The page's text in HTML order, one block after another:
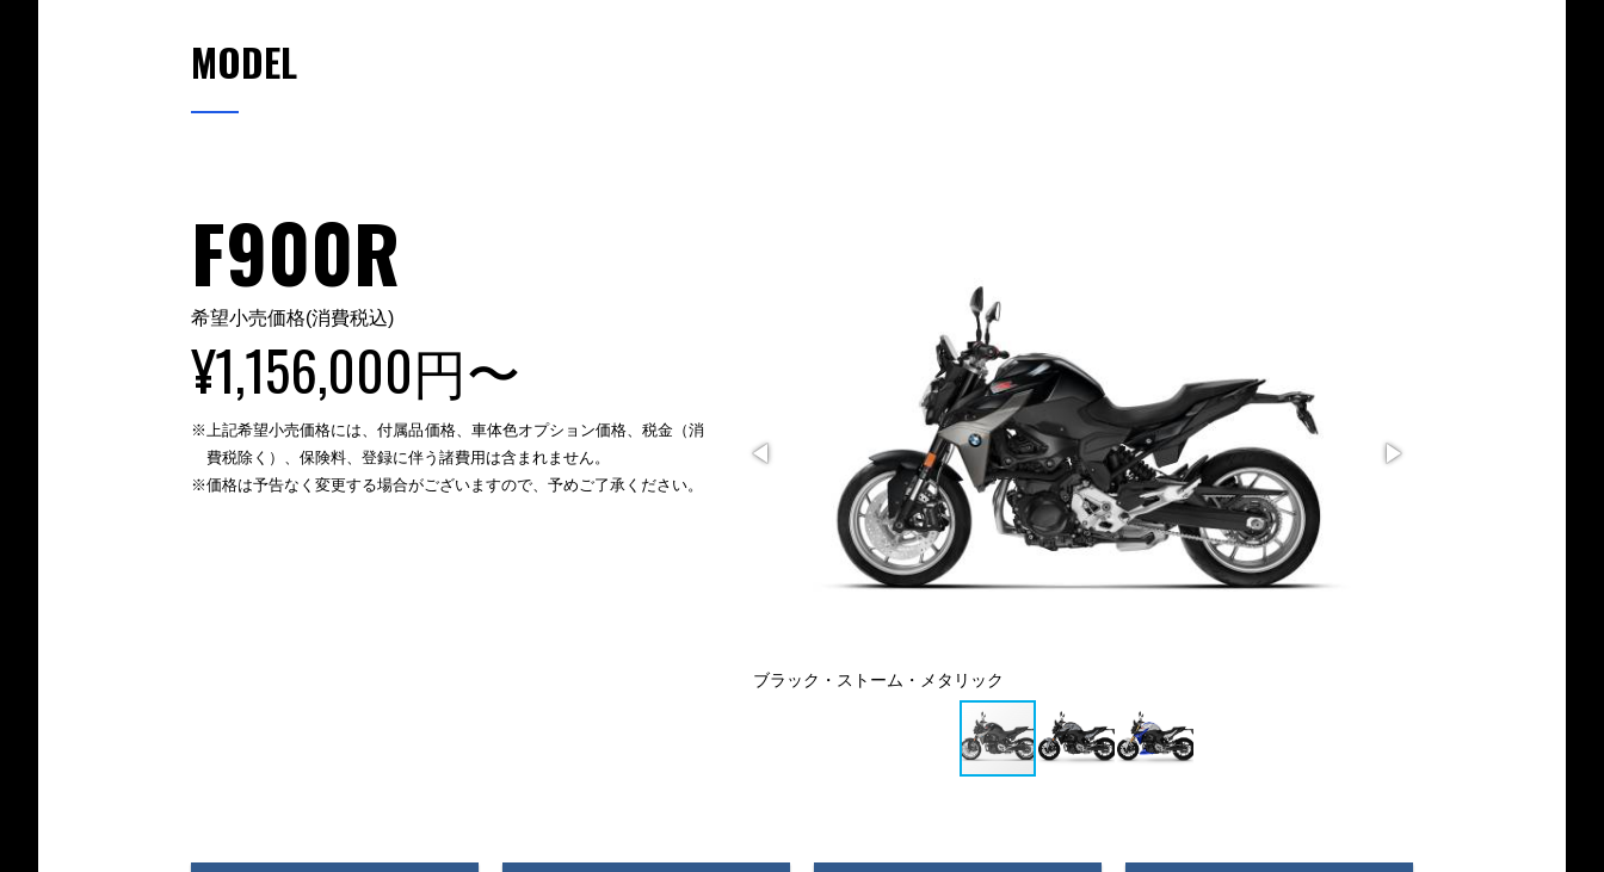
MODEL
ブラック・ストーム・メタリック
F900R
希望小売価格(消費税込)
¥1,156,000円〜
※上記希望小売価格には、付属品価格、車体色オプション価格、税金（消
費税除く）、保険料、登録に伴う諸費用は含まれません。
※価格は予告なく変更する場合がございますので、予めご了承ください。